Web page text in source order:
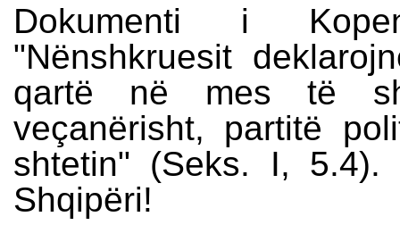
Dokumenti i
"Nënshkruesit
qartë në mes të
veçanërisht, partitë
shtetin" (Seks. I,
Shqipëri!